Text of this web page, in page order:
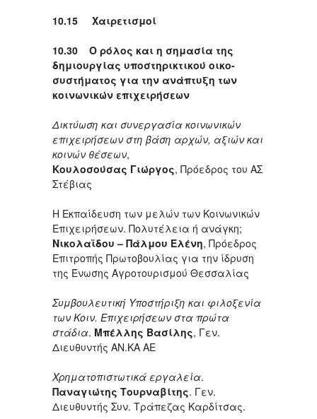
10.15 Χαιρετισμοί
10.30 Ο ρόλος και η σημασία της
δημιουργίας υποστηρικτικού οικο-
συστήματος για την ανάπτυξη των
κοινωνικών επιχειρήσεων
Δικτύωση και συνεργασία κοινωνικών
επιχειρήσεων στη βάση αρχών, αξιών και
κοινών θέσεων,
Κουλοσούσας Γιώργος, Πρόεδρος του ΑΣ
Στέβιας
Η Εκπαίδευση των μελών των Κοινωνικών
Επιχειρήσεων. Πολυτέλεια ή ανάγκη;
Νικολαϊδου – Πάλμου Ελένη, Πρόεδρος
Επιτροπής Πρωτοβουλίας για την ίδρυση
της Ένωσης Αγροτουρισμού Θεσσαλίας
Συμβουλευτική Υποστήριξη και φιλοξενία
των Κοιν. Επιχειρήσεων στα πρώτα
στάδια. Μπέλλης Βασίλης, Γεν.
Διευθυντής ΑΝ.ΚΑ ΑΕ
Χρηματοπιστωτικά εργαλεία.
Παναγιώτης Τουρναβίτης. Γεν.
Διευθυντής Συν. Τράπεζας Καρδίτσας.